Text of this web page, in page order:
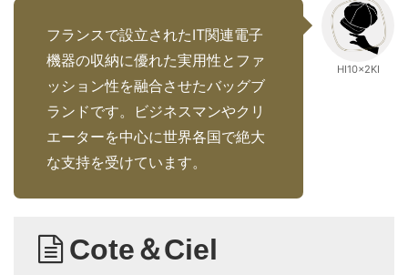
フランスで設立されたIT関連電子
機器の収納に優れた実用性とファ
ッション性を融合させたバッグブ
ランドです。ビジネスマンやクリ
エーターを中心に世界各国で絶大
な支持を受けています。
HI10×2KI
Cote＆Ciel